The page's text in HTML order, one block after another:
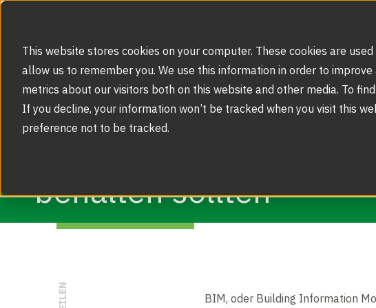
This website stores cookies on your computer. These cookies are
allow us to remember you. We use this information in order to
metrics about our visitors both on this website and other media. To
If you decline, your information won’t be tracked when you visit this
preference not to be tracked.
Schwerpunkte
Kritische Infrastrukturen
Gesichtserkennung
Produkte
Notdiensteinsatz
5 BIM-Trends , die
behalten sollten
TEILEN
BIM, oder Building Information